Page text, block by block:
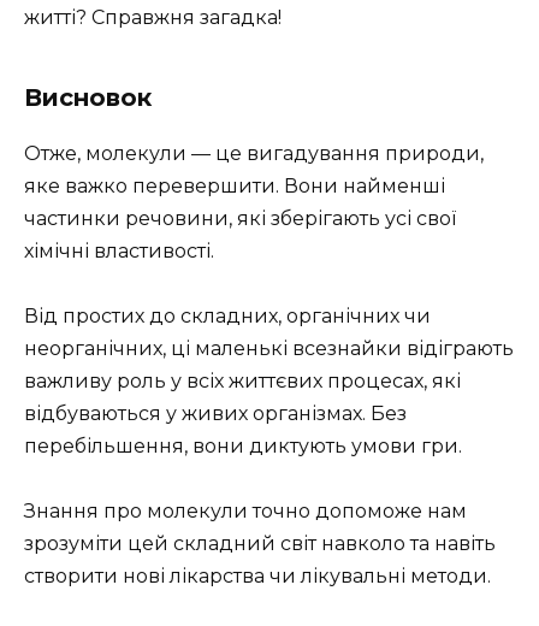
житті? Справжня загадка!
Висновок
Отже, молекули — це вигадування природи,
яке важко перевершити. Вони найменші
частинки речовини, які зберігають усі свої
хімічні властивості.
Від простих до складних, органічних чи
неорганічних, ці маленькі всезнайки відіграють
важливу роль у всіх життєвих процесах, які
відбуваються у живих організмах. Без
перебільшення, вони диктують умови гри.
Знання про молекули точно допоможе нам
зрозуміти цей складний світ навколо та навіть
створити нові лікарства чи лікувальні методи.